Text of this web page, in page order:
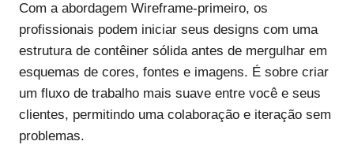
Com a abordagem Wireframe-primeiro, os
profissionais podem iniciar seus designs com uma
estrutura de contêiner sólida antes de mergulhar em
esquemas de cores, fontes e imagens. É sobre criar
um fluxo de trabalho mais suave entre você e seus
clientes, permitindo uma colaboração e iteração sem
problemas.